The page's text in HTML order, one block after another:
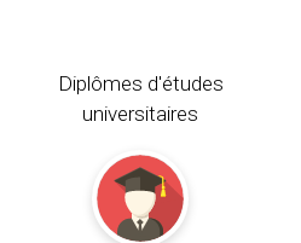
Diplômes d'études
universitaires